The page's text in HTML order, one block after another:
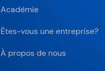
Académie
Êtes-vous une entreprise?
À propos de nous